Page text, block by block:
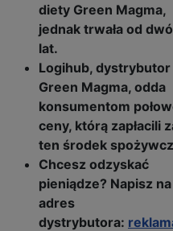
diety Green Magma,
jednak trwała od
lat.
Logihub, dystrybutor
Green Magma, odda
konsumentom
ceny, którą zapłacili
ten środek
Chcesz odzyskać
pieniądze? Napisz na
adres
dystrybutora: